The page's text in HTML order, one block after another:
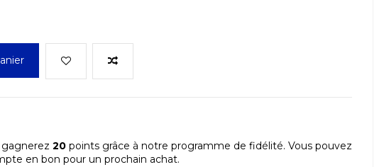
20 points grâce à notre programme de fidélité. Vous pouvez
en bon pour un prochain achat.